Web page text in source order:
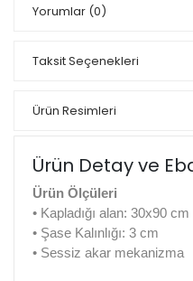
Yorumlar (0)
Taksit Seçenekleri
Ürün Resimleri
Ürün Detay ve
Ürün Ölçüleri
• Kapladığı alan: 30x90 cm
• Şase Kalınlığı: 3 cm
• Sessiz akar mekanizma